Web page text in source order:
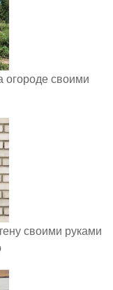
огороде своими
своими руками